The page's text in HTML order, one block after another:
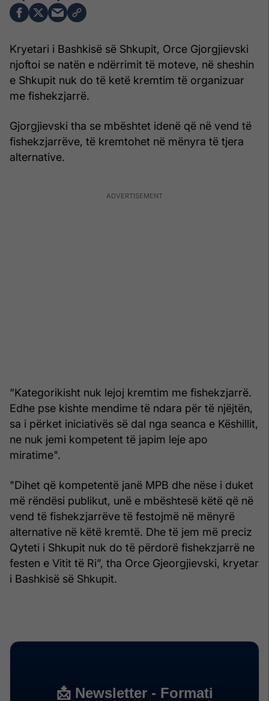
Kryetari i Bashkisë së Shkupit, Orce Gjorgjievski
njoftoi se natën e ndërrimit të moteve, në sheshin
e Shkupit nuk do të ketë kremtim të organizuar
me fishekzjarrë.
Gjorgjievski tha se mbështet idenë që në vend të
fishekzjarrëve, të kremtohet në mënyra të tjera
alternative.
“Kategorikisht nuk lejoj kremtim me fishekzjarrë.
Edhe pse kishte mendime të ndara për të njëjtën,
sa i përket iniciativës së dal nga seanca e Këshillit,
ne nuk jemi kompetent të japim leje apo
miratime".
"Dihet që kompetentë janë MPB dhe nëse i duket
më rëndësi publikut, unë e mbështesë këtë që në
vend të fishekzjarrëve të festojmë në mënyrë
alternative në këtë kremtë. Dhe të jem më preciz
Qyteti i Shkupit nuk do të përdorë fishekzjarrë ne
festen e Vitit të Ri”, tha Orce Gjeorgjievski, kryetar
i Bashkisë së Shkupit.